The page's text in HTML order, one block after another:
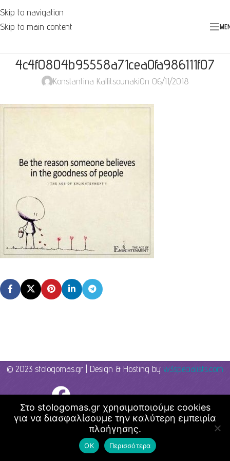
Skip to navigation
Skip to main content
4c4f0804b95558a71cea0fa986111f07
Konstantina KallitsounakiOn 06/11/2018
© 2023 stologomas.gr | Design & Hosting by w3specialists.com
Στο stologomas.gr χρησιμοποιούμε cookies
για να διασφαλίσουμε την καλύτερη εμπειρία
πλοήγησης.
ΟΚ Περισσότερα